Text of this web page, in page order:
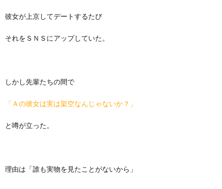
彼女が上京してデートするたび
それをＳＮＳにアップしていた。
しかし先輩たちの間で
「Ａの彼女は実は架空なんじゃないか？」
と噂が立った。
理由は「誰も実物を見たことがないから」